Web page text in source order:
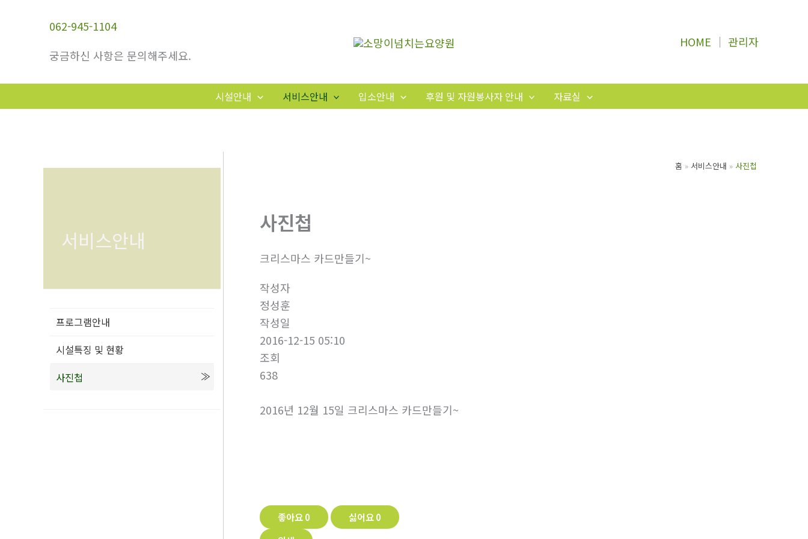
뛰
062-945-1104
궁금하신 사항은 문의해주세요.
HOME │ 관리자
시설안내 서비스안내 입소안내 후원 및 자원봉사자 안내 자료실
서비스안내
프로그램안내
시설특징 및 현황
사진첩
홈 서비스안내 사진첩
사진첩
크리스마스 카드만들기~
작성자
정성훈
작성일
2016-12-15 05:10
조회
638
2016년 12월 15일 크리스마스 카드만들기~
좋아요0 싫어요0